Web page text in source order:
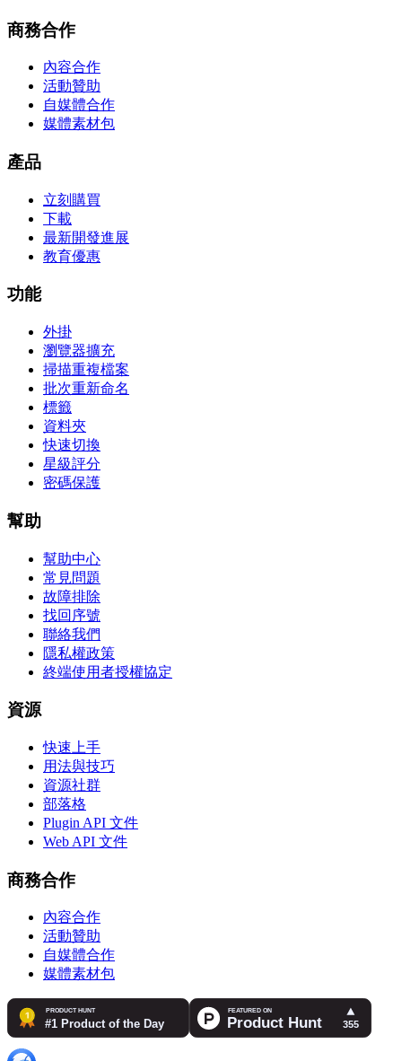
商務合作
內容合作
活動贊助
自媒體合作
媒體素材包
產品
立刻購買
下載
最新開發進展
教育優惠
功能
外掛
瀏覽器擴充
掃描重複檔案
批次重新命名
標籤
資料夾
快速切換
星級評分
密碼保護
幫助
幫助中心
常見問題
故障排除
找回序號
聯絡我們
隱私權政策
終端使用者授權協定
資源
快速上手
用法與技巧
資源社群
部落格
Plugin API 文件
Web API 文件
商務合作
內容合作
活動贊助
自媒體合作
媒體素材包